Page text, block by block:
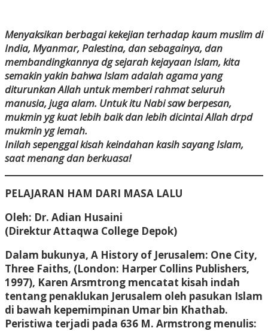
Menyaksikan berbagai kekejian terhadap kaum muslim di
India, Myanmar, Palestina, dan sebagainya, dan
membandingkannya dg sejarah kejayaan Islam, kita
semakin yakin bahwa Islam adalah agama yang
diturunkan Allah untuk memberi rahmat seluruh
manusia, juga alam. Untuk itu Nabi saw berpesan,
mukmin yg kuat lebih baik dan lebih dicintai Allah drpd
mukmin yg lemah.
Inilah sepenggal kisah keindahan kasih sayang Islam,
saat menang dan berkuasa!
PELAJARAN HAM DARI MASA LALU
Oleh: Dr. Adian Husaini
(Direktur Attaqwa College Depok)
Dalam bukunya, A History of Jerusalem: One City,
Three Faiths, (London: Harper Collins Publishers,
1997), Karen Arsmtrong mencatat kisah indah
tentang penaklukan Jerusalem oleh pasukan Islam
di bawah kepemimpinan Umar bin Khathab.
Peristiwa terjadi pada 636 M. Armstrong menulis: